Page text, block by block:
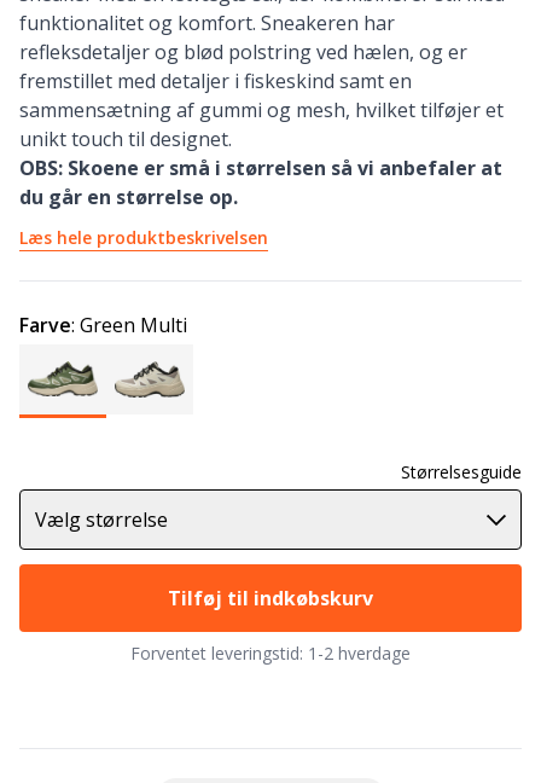
funktionalitet og komfort. Sneakeren har
refleksdetaljer og blød polstring ved hælen, og er
fremstillet med detaljer i fiskeskind samt en
sammensætning af gummi og mesh, hvilket tilføjer et
unikt touch til designet.
OBS: Skoene er små i størrelsen så vi anbefaler at
du går en størrelse op.
Læs hele produktbeskrivelsen
Farve: Green Multi
Størrelsesguide
Vælg størrelse
Tilføj til indkøbskurv
Forventet leveringstid: 1-2 hverdage